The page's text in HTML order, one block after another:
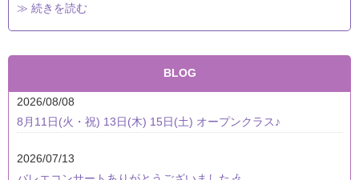
≫ 続きを読む
BLOG
2026/08/08
8月11日(火・祝) 13日(木) 15日(土) オープンクラス♪
2026/07/13